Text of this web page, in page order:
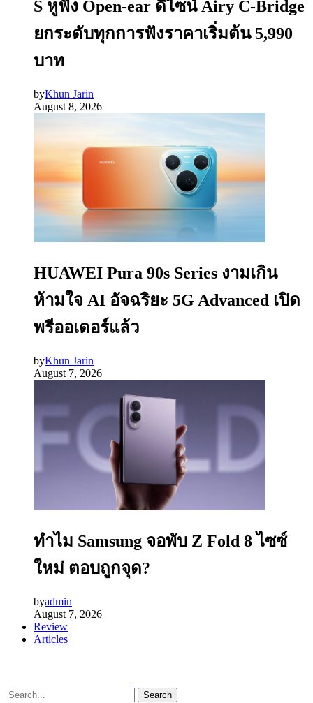
S หูฟัง Open-ear ดีไซน์ Airy C-Bridge
ยกระดับทุกการฟังราคาเริ่มต้น 5,990
บาท
byKhun Jarin
August 8, 2026
HUAWEI Pura 90s Series งามเกิน
ห้ามใจ AI อัจฉริยะ 5G Advanced เปิด
พรีออเดอร์แล้ว
byKhun Jarin
August 7, 2026
ทำไม Samsung จอพับ Z Fold 8 ไซซ์
ใหม่ ตอบถูกจุด?
byadmin
August 7, 2026
Review
Articles
Search